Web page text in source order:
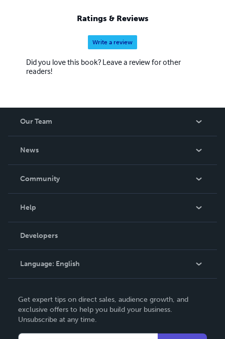
Ratings & Reviews
Write a review
Did you love this book? Leave a review for other
readers!
Our Team
News
In The News
Community
Podcast
Help
Order Lookup
Knowledge Base
Contact Support
Developers
Language: English
Deutsch
Français
Get expert tips on direct sales, audience growth, and
exclusive offers to help you build your business.
Unsubscribe at any time.